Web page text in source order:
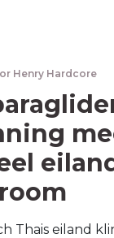
Henry Hardcore
Thais eiland